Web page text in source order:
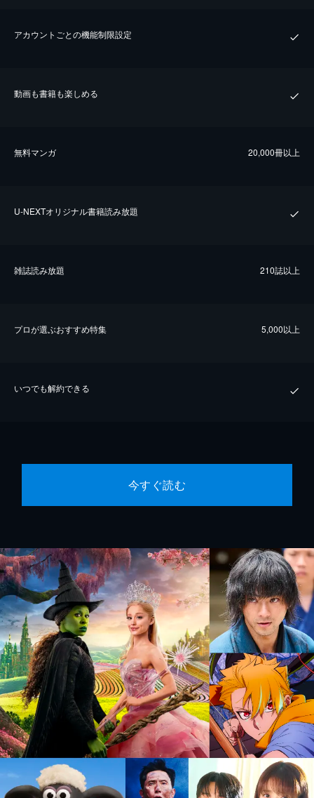
アカウントごとの機能制限設定
動画も書籍も楽しめる
無料マンガ 20,000冊以上
U-NEXTオリジナル書籍読み放題
雑誌読み放題 210誌以上
プロが選ぶおすすめ特集 5,000以上
いつでも解約できる
今すぐ読む